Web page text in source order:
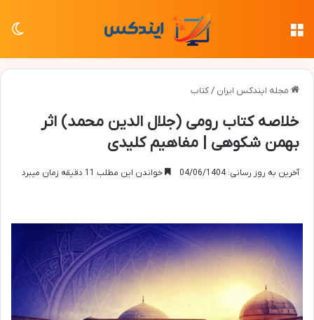
مجله ایندکس ایران /کتاب
خلاصه کتاب رومی (جلال الدین محمد) اثر
بهمن شکوهی | مفاهیم کلیدی
آخرین به روز رسانی: 04/06/1404 خواندن این مطلب 11 دقیقه زمان میبرد